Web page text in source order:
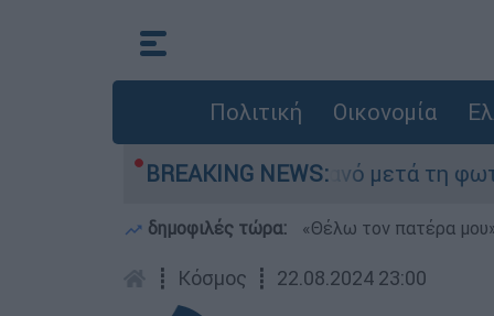
Πολιτική Οικονομία
BREAKING NEWS:
στο Πόρτο Γερμανό μετά τη φωτιά -
δημοφιλές τώρα: «Θέλω τον πατέρα
┋ Κόσμος ┋ 22.08.2024 23:00